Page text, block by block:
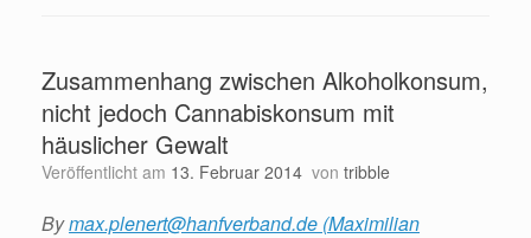
Zusammenhang zwischen Alkoholkonsum,
nicht jedoch Cannabiskonsum mit
häuslicher Gewalt
Veröffentlicht am 13. Februar 2014 von tribble
Bymax.plenert@hanfverband.de (Maximilian